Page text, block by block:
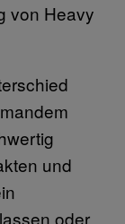
von Heavy
und
oder